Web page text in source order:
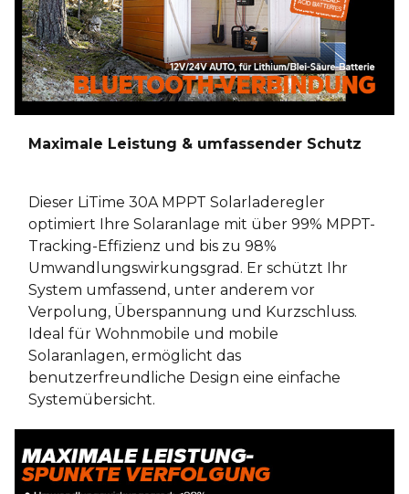
Maximale Leistung & umfassender Schutz
Dieser LiTime 30A MPPT Solarladeregler
optimiert Ihre Solaranlage mit über 99% MPPT-
Tracking-Effizienz und bis zu 98%
Umwandlungswirkungsgrad. Er schützt Ihr
System umfassend, unter anderem vor
Verpolung, Überspannung und Kurzschluss.
Ideal für Wohnmobile und mobile
Solaranlagen, ermöglicht das
benutzerfreundliche Design eine einfache
Systemübersicht.